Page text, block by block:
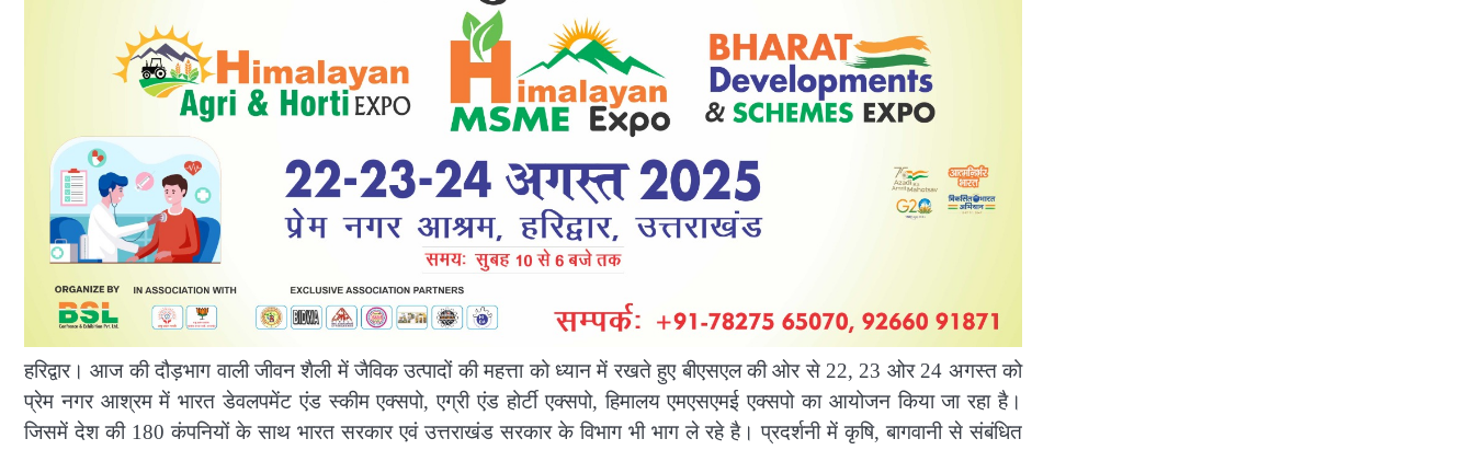
हरिद्वार। आज की दौड़भाग वाली जीवन शैली में जैविक उत्पादों की महत्ता को ध्यान में रखते हुए बीएसएल की ओर से 22, 23 ओर 24 अगस्त को
प्रेम नगर आश्रम में भारत डेवलपमेंट एंड स्कीम एक्सपो, एग्री एंड होर्टी एक्सपो, हिमालय एमएसएमई एक्सपो का आयोजन किया जा रहा है।
जिसमें देश की 180 कंपनियों के साथ भारत सरकार एवं उत्तराखंड सरकार के विभाग भी भाग ले रहे है। प्रदर्शनी में कृषि, बागवानी से संबंधित